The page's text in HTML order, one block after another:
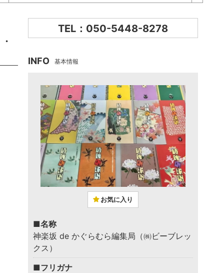
TEL：050-5448-8278
INFO 基本情報
お気に入り
■名称
神楽坂 de かぐらむら編集局（㈱ビーブレッ
クス）
■フリガナ